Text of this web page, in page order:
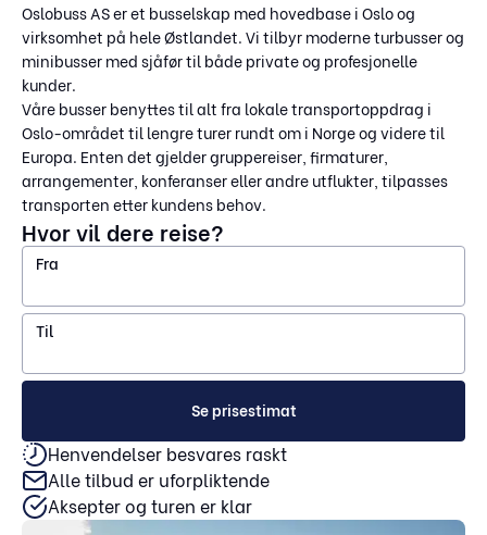
Oslobuss AS er et busselskap med hovedbase i Oslo og
virksomhet på hele Østlandet. Vi tilbyr moderne turbusser og
minibusser med sjåfør til både private og profesjonelle
kunder.
Våre busser benyttes til alt fra lokale transportoppdrag i
Oslo-området til lengre turer rundt om i Norge og videre til
Europa. Enten det gjelder gruppereiser, firmaturer,
arrangementer, konferanser eller andre utflukter, tilpasses
transporten etter kundens behov.
Hvor vil dere reise?
Fra
Til
Se prisestimat
Henvendelser besvares raskt
Alle tilbud er uforpliktende
Aksepter og turen er klar